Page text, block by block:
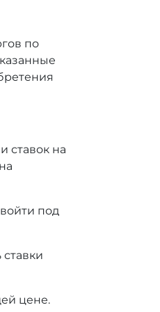
по
ставок на
под
цене.